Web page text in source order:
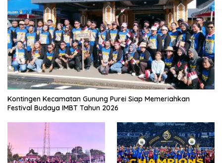
Kontingen Kecamatan Gunung Purei Siap Memeriahkan
Festival Budaya IMBT Tahun 2026